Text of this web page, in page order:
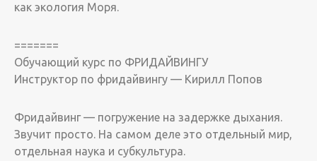
как экология Моря.
=======
Обучающий курс по ФРИДАЙВИНГУ
Инструктор по фридайвингу — Кирилл Попов
Фридайвинг — погружение на задержке дыхания.
Звучит просто. На самом деле это отдельный мир,
отдельная наука и субкультура.